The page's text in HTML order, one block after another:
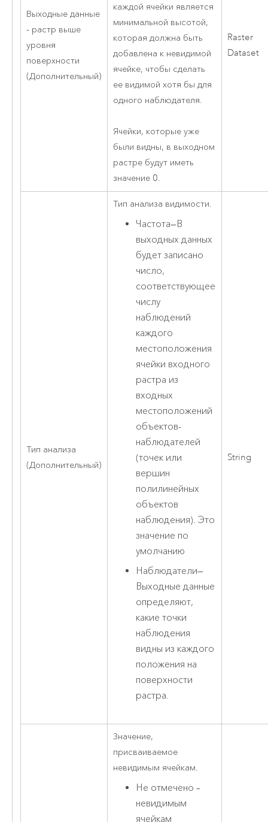
Выходные данные
- растр выше
уровня
поверхности
(Дополнительный)
каждой ячейки является
минимальной высотой,
которая должна быть
добавлена к невидимой
ячейке, чтобы сделать
ее видимой хотя бы для
одного наблюдателя.
Ячейки, которые уже
были видны, в выходном
растре будут иметь
значение 0.
Raster
Dataset
Тип анализа
(Дополнительный)
Тип анализа видимости.
Частота—В
выходных данных
будет записано
число,
соответствующее
числу
наблюдений
каждого
местоположения
ячейки входного
растра из
входных
местоположений
объектов-
наблюдателей
(точек или
вершин
полилинейных
объектов
наблюдения). Это
значение по
умолчанию
Наблюдатели—
Выходные данные
определяют,
какие точки
наблюдения
видны из каждого
положения на
поверхности
растра.
String
Значение,
присваиваемое
невидимым ячейкам.
Не отмечено –
невидимым
ячейкам